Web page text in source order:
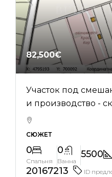
82,500€
Участок под
и производство -
СЮЖЕТ
0
Спальня
0
Ванна
5500
20167213
ID